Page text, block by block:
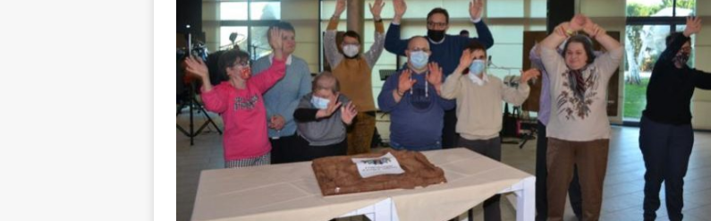
LANGHE
[ 8 Agosto 2026 ] L’Alba volley inizia la stagione del debutto in Serie B1 con una
visita al grattacielo della Regione
ALBA
[ 8 Agosto 2026 ] Modifiche alla viabilità a Scaparoni per i lavori della nuova
rotatoria
ALBA